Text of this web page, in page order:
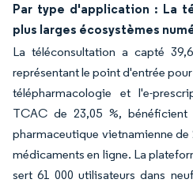
Par type d'application : La
plus larges écosystèmes
La téléconsultation a capté
représentant le point d'entrée
télépharmacologie et l'e-
TCAC de 23,05 %,
pharmaceutique vietnamienne de
médicaments en ligne. La
sert 61 000 utilisateurs dans